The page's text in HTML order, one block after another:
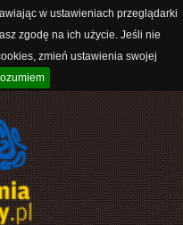
w ustawieniach przeglądarki
zgodę na ich użycie. Jeśli nie
zmień ustawienia swojej